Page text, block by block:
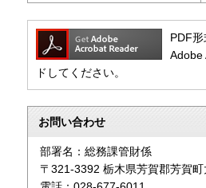
PDF
Adobe
ドしてください。
お問い合わせ
部署名：総務課管財係
〒321-3392 栃木県芳賀郡芳賀